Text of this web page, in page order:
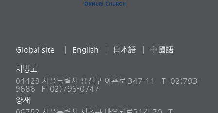
Global site English 日本語 中國語
서빙고
04428 서울특별시 용산구 이촌로 347-11
T 02)793-
9686
F 02)796-0747
양재